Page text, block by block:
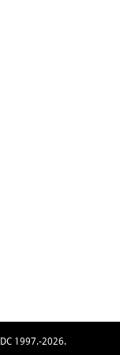
1997.-2026.